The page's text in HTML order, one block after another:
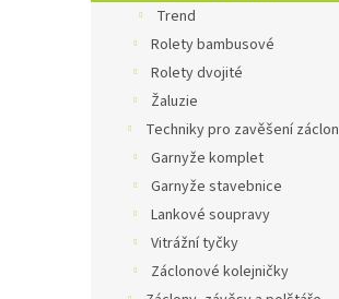
Trend
Rolety bambusové
Rolety dvojité
Žaluzie
Techniky pro zavěšení záclon
Garnyže komplet
Garnyže stavebnice
Lankové soupravy
Vitrážní tyčky
Záclonové kolejničky